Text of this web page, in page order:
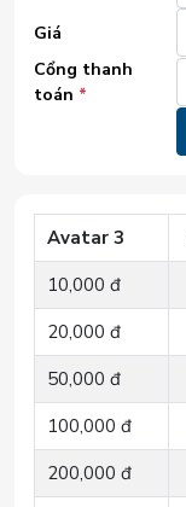
Giá
Cổng thanh
toán *
Avatar 3
10,000 đ
20,000 đ
50,000 đ
100,000 đ
200,000 đ